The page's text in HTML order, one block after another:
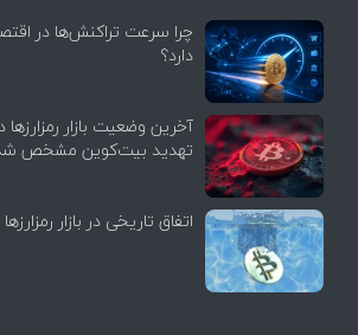
چرا سرعت تراکنش‌ها در
دارد؟
آخرین وضعیت بازار
تهدید بیت‌کوین مشخص
اتفاق تاریخی در بازار